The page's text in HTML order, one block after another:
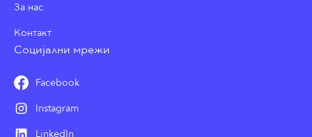
За нас
Контакт
Социјални мрежи
Facebook
Instagram
LinkedIn